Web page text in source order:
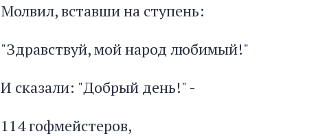
Молвил, вставши на ступень:
"Здравствуй, мой народ любимый!"
И сказали: "Добрый день!" -
114 гофмейстеров,